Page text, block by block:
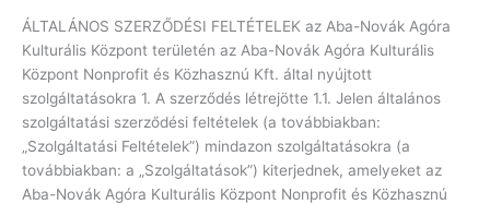
ÁLTALÁNOS SZERZŐDÉSI FELTÉTELEK az Aba-Novák Agóra
Kulturális Központ területén az Aba-Novák Agóra Kulturális
Központ Nonprofit és Közhasznú Kft. által nyújtott
szolgáltatásokra 1. A szerződés létrejötte 1.1. Jelen általános
szolgáltatási szerződési feltételek (a továbbiakban:
„Szolgáltatási Feltételek”) mindazon szolgáltatásokra (a
továbbiakban: a „Szolgáltatások”) kiterjednek, amelyeket az
Aba-Novák Agóra Kulturális Központ Nonprofit és Közhasznú